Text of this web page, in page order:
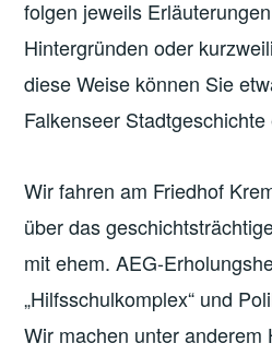
folgen jeweils
Hintergründen oder
diese Weise können Sie
Falkenseer Stadtgeschichte
Wir fahren am Friedhof
über das
mit ehem. AEG-
„Hilfsschulkomplex“ und
Wir machen unter anderem